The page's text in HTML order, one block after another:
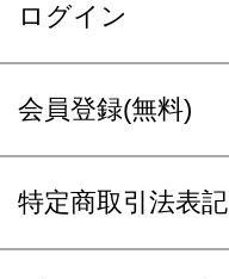
ログイン
会員登録(無料)
特定商取引法表記